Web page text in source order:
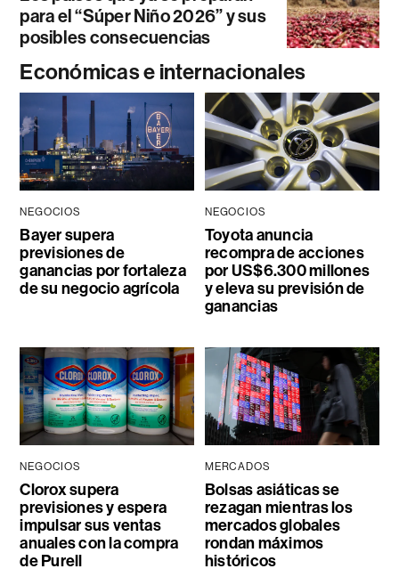
para el “Súper Niño 2026” y sus
posibles consecuencias
Económicas e internacionales
NEGOCIOS
Bayer supera
previsiones de
ganancias por fortaleza
de su negocio agrícola
NEGOCIOS
Toyota anuncia
recompra de acciones
por US$6.300 millones
y eleva su previsión de
ganancias
NEGOCIOS
Clorox supera
previsiones y espera
impulsar sus ventas
anuales con la compra
de Purell
MERCADOS
Bolsas asiáticas se
rezagan mientras los
mercados globales
rondan máximos
históricos